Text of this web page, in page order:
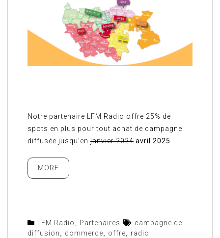
Notre partenaire LFM Radio offre 25% de
spots en plus pour tout achat de campagne
diffusée jusqu’en janvier 2024 avril 2025
MORE
LFM Radio Partenaires
campagne de
diffusion
commerce offre radio